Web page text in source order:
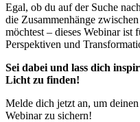
Egal, ob du auf der Suche
die Zusammenhänge
möchtest – dieses Webinar ist
Perspektiven und
Sei dabei und lass dich
Licht zu finden!
Melde dich jetzt an, um
Webinar zu sichern!